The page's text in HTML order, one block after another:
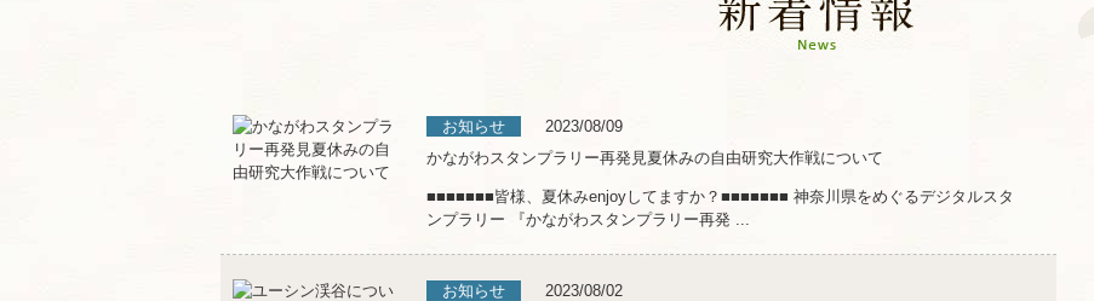
お知らせ
2023/08/09
かながわスタンプラリー再発見夏休みの自由研究大作戦について
■■■■■■■皆様、夏休みenjoyしてますか？■■■■■■■ 神奈川県をめぐるデジタルスタ
ンプラリー 『かながわスタンプラリー再発 ...
お知らせ
2023/08/02